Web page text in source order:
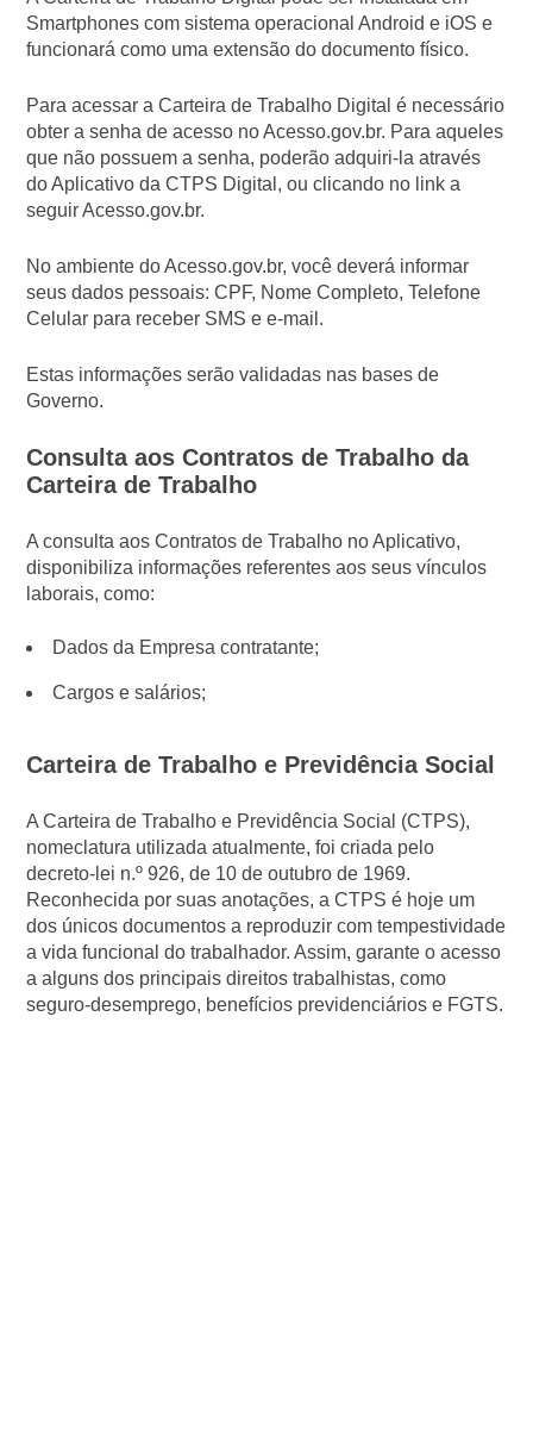
Smartphones com sistema operacional Android e iOS e
funcionará como uma extensão do documento físico.
Para acessar a Carteira de Trabalho Digital é necessário
obter a senha de acesso no Acesso.gov.br. Para aqueles
que não possuem a senha, poderão adquiri-la através
do Aplicativo da CTPS Digital, ou clicando no link a
seguir Acesso.gov.br.
No ambiente do Acesso.gov.br, você deverá informar
seus dados pessoais: CPF, Nome Completo, Telefone
Celular para receber SMS e e-mail.
Estas informações serão validadas nas bases de
Governo.
Consulta aos Contratos de Trabalho da
Carteira de Trabalho
A consulta aos Contratos de Trabalho no Aplicativo,
disponibiliza informações referentes aos seus vínculos
laborais, como:
Dados da Empresa contratante;
Cargos e salários;
Carteira de Trabalho e Previdência Social
A Carteira de Trabalho e Previdência Social (CTPS),
nomeclatura utilizada atualmente, foi criada pelo
decreto-lei n.º 926, de 10 de outubro de 1969.
Reconhecida por suas anotações, a CTPS é hoje um
dos únicos documentos a reproduzir com tempestividade
a vida funcional do trabalhador. Assim, garante o acesso
a alguns dos principais direitos trabalhistas, como
seguro-desemprego, benefícios previdenciários e FGTS.